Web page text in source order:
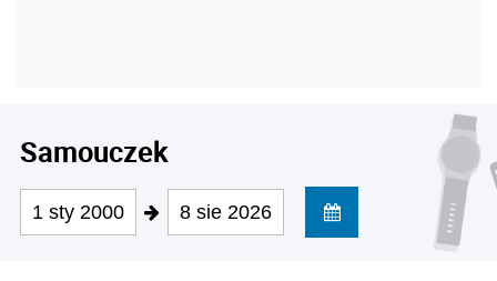
Samouczek
1 sty 2000 8 sie 2026